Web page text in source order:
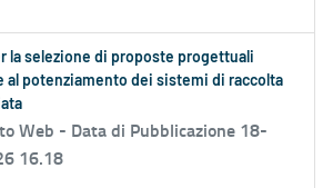
la selezione di proposte progettuali
al potenziamento dei sistemi di raccolta
Web - Data di Pubblicazione 18-
16.18